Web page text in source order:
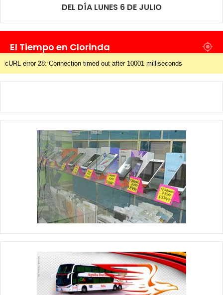
DEL DÍA LUNES 6 DE JULIO
El Tiempo en Clorinda
cURL error 28: Connection timed out after 10001 milliseconds